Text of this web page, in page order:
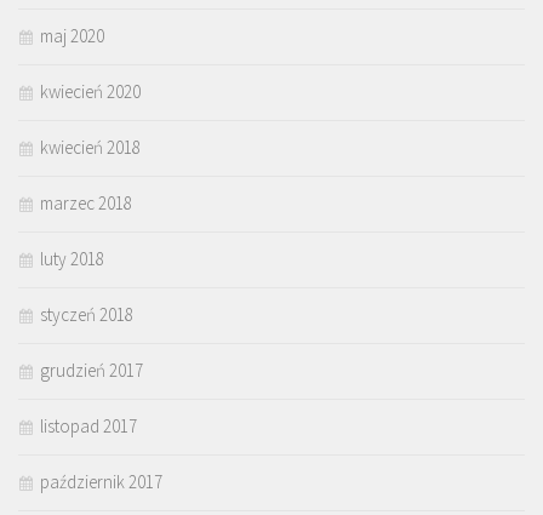
maj 2020
kwiecień 2020
kwiecień 2018
marzec 2018
luty 2018
styczeń 2018
grudzień 2017
listopad 2017
październik 2017